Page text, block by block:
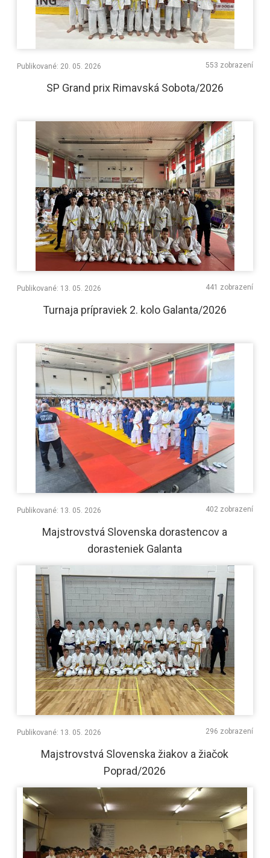
Publikované: 20. 05. 2026 553 zobrazení
SP Grand prix Rimavská Sobota/2026
Publikované: 13. 05. 2026 441 zobrazení
Turnaja prípraviek 2. kolo Galanta/2026
Publikované: 13. 05. 2026 402 zobrazení
Majstrovstvá Slovenska dorastencov a
dorasteniek Galanta
Publikované: 13. 05. 2026 296 zobrazení
Majstrovstvá Slovenska žiakov a žiačok
Poprad/2026